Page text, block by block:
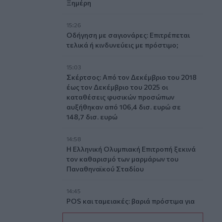
Ξημέρη
15:26
Οδήγηση με σαγιονάρες: Επιτρέπεται
τελικά ή κινδυνεύεις με πρόστιμο;
15:03
Σκέρτσος: Από τον Δεκέμβριο του 2018
έως τον Δεκέμβριο του 2025 οι
καταθέσεις φυσικών προσώπων
αυξήθηκαν από 106,4 δισ. ευρώ σε
148,7 δισ. ευρώ
14:58
Η Ελληνική Ολυμπιακή Επιτροπή ξεκινά
τον καθαρισμό των μαρμάρων του
Παναθηναϊκού Σταδίου
14:45
POS και ταμειακές: βαριά πρόστιμα για
όσους δε συμμορφώνονται